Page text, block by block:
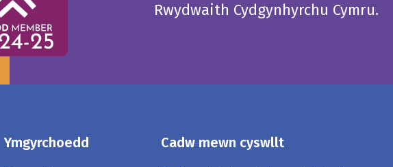
Rwydwaith Cydgynhyrchu Cymru.
Ymgyrchoedd Cadw mewn cyswllt